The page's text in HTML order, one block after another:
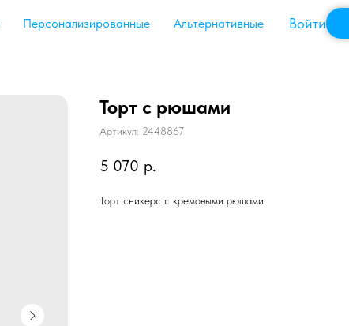
Персонализированные Альтернативные Войти
Торт с рюшами
Артикул: 2448867
5 070 р.
Торт сникерс с кремовыми рюшами.